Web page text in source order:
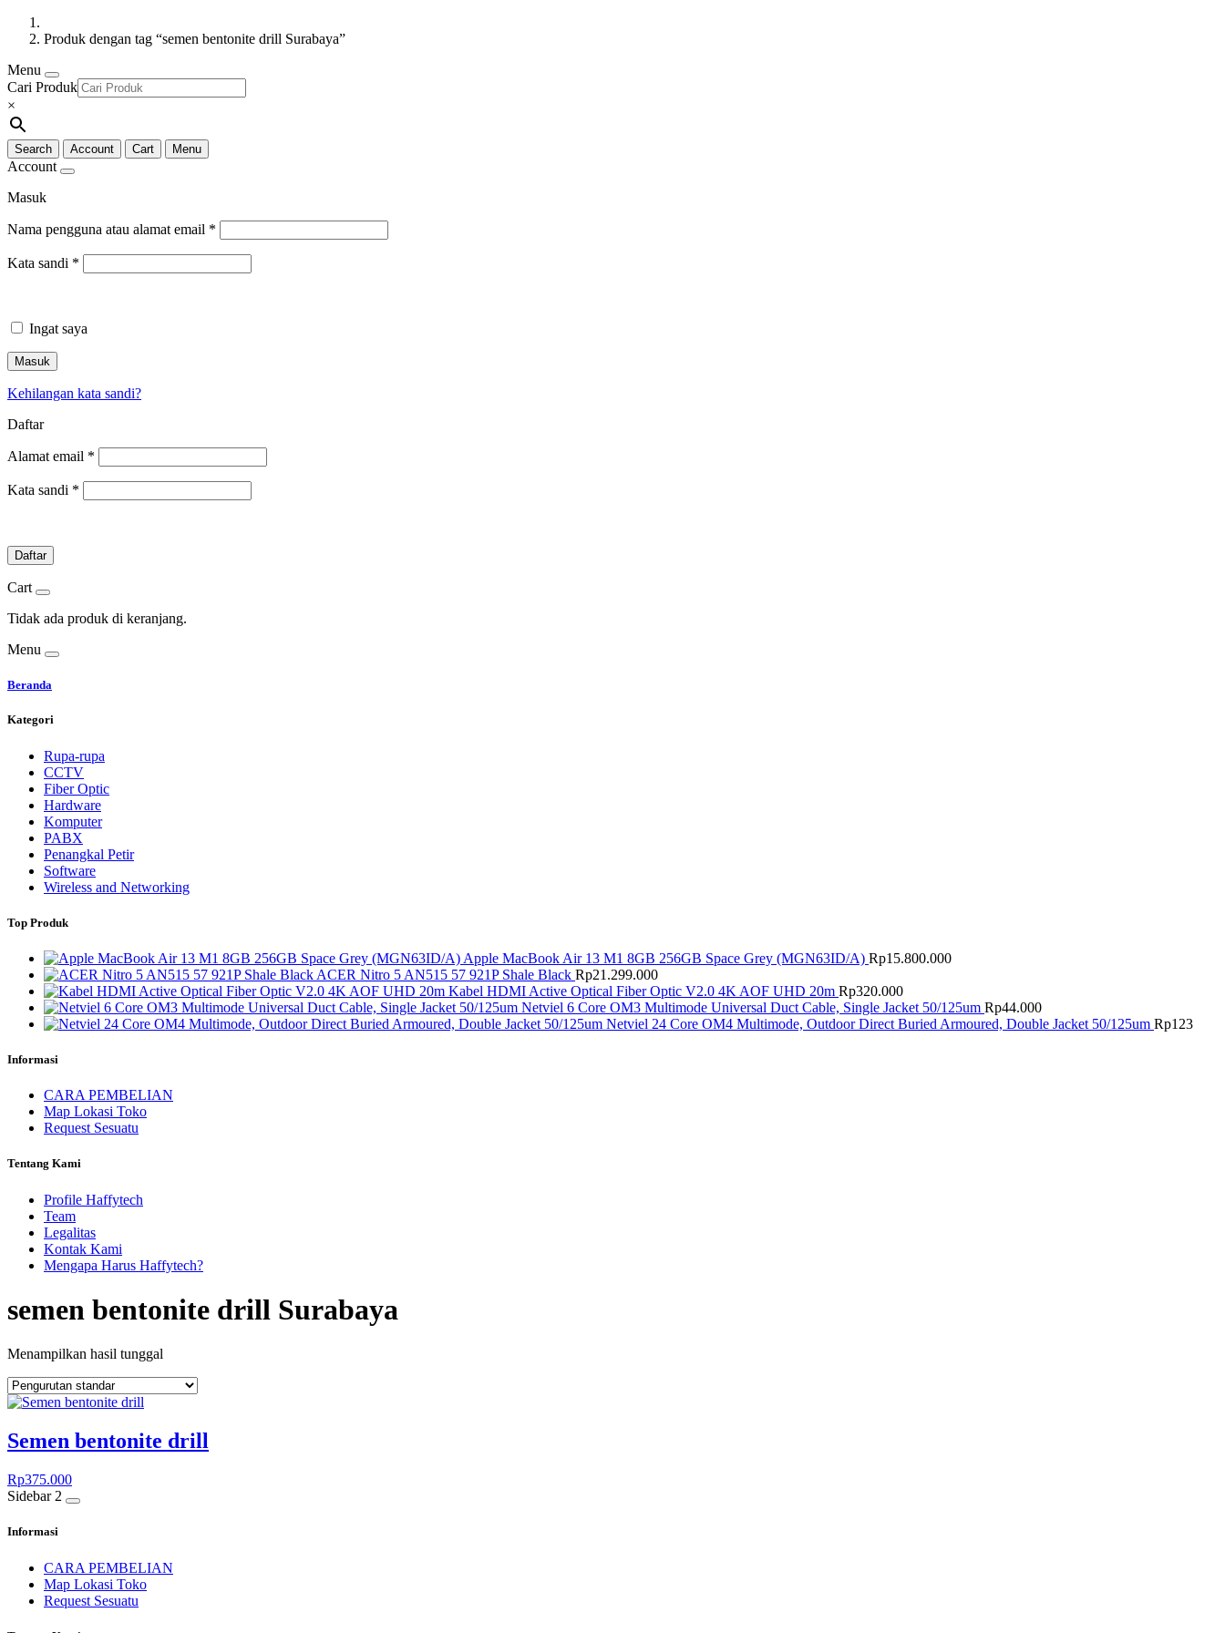
Produk dengan tag “semen bentonite drill Surabaya”
Menu
Cari Produk
×
Search Account Cart Menu
Account
Masuk
Nama pengguna atau alamat email *
Kata sandi *
Ingat saya
Masuk
Kehilangan kata sandi?
Daftar
Alamat email *
Kata sandi *
Daftar
Cart
Tidak ada produk di keranjang.
Menu
Beranda
Kategori
Rupa-rupa
CCTV
Fiber Optic
Hardware
Komputer
PABX
Penangkal Petir
Software
Wireless and Networking
Top Produk
Apple MacBook Air 13 M1 8GB 256GB Space Grey (MGN63ID/A) Rp15.800.000
ACER Nitro 5 AN515 57 921P Shale Black Rp21.299.000
Kabel HDMI Active Optical Fiber Optic V2.0 4K AOF UHD 20m Rp320.000
Netviel 6 Core OM3 Multimode Universal Duct Cable, Single Jacket 50/125um Rp44.000
Netviel 24 Core OM4 Multimode, Outdoor Direct Buried Armoured, Double Jacket 50/125um Rp123
Informasi
CARA PEMBELIAN
Map Lokasi Toko
Request Sesuatu
Tentang Kami
Profile Haffytech
Team
Legalitas
Kontak Kami
Mengapa Harus Haffytech?
semen bentonite drill Surabaya
Menampilkan hasil tunggal
Semen bentonite drill
Rp375.000
Sidebar 2
Informasi
CARA PEMBELIAN
Map Lokasi Toko
Request Sesuatu